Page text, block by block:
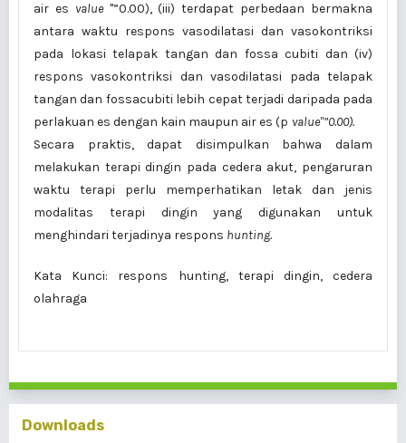
air es value "”0.00), (iii) terdapat perbedaan bermakna
antara waktu respons vasodilatasi dan vasokontriksi
pada lokasi telapak tangan dan fossa cubiti dan (iv)
respons vasokontriksi dan vasodilatasi pada telapak
tangan dan fossacubiti lebih cepat terjadi daripada pada
perlakuan es dengan kain maupun air es (p value"”0.00).
Secara praktis, dapat disimpulkan bahwa dalam
melakukan terapi dingin pada cedera akut, pengaruran
waktu terapi perlu memperhatikan letak dan jenis
modalitas terapi dingin yang digunakan untuk
menghindari terjadinya respons hunting.
Kata Kunci: respons hunting, terapi dingin, cedera
olahraga
Downloads